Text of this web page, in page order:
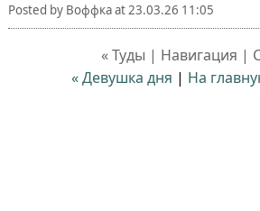
Posted by Воффкаat 23.03.26 11:05
« Туды | Навигация |
« Девушка дня | На